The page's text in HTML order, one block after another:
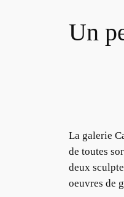
Un
La galerie
de toutes
deux
oeuvres de